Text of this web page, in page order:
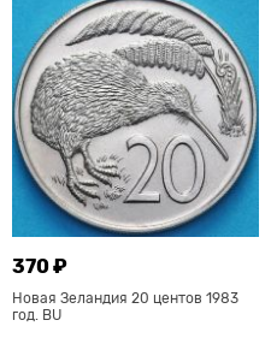
370 ₽
Новая Зеландия 20 центов 1983
год. BU